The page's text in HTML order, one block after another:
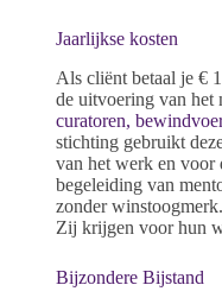
Jaarlijkse kosten
Als cliënt betaal je €
de uitvoering van het
curatoren,
stichting gebruikt
van het werk en voor
begeleiding van
zonder
Zij krijgen voor hun
Bijzondere Bijstand